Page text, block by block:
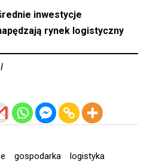
inwestycje
rynek logistyczny
gospodarka
logistyka